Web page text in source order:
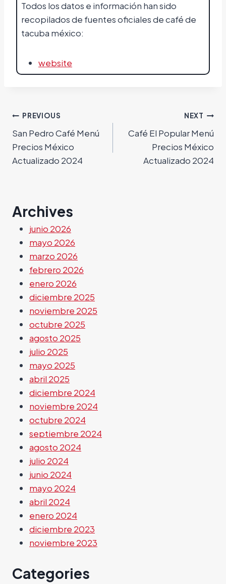
Todos los datos e información han sido
recopilados de fuentes oficiales de café de
tacuba méxico:
website
Navegación
de
entradas
PREVIOUS
San Pedro Café Menú
Precios México
Actualizado 2024
NEXT
Café El Popular Menú
Precios México
Actualizado 2024
Archives
junio 2026
mayo 2026
marzo 2026
febrero 2026
enero 2026
diciembre 2025
noviembre 2025
octubre 2025
agosto 2025
julio 2025
mayo 2025
abril 2025
diciembre 2024
noviembre 2024
octubre 2024
septiembre 2024
agosto 2024
julio 2024
junio 2024
mayo 2024
abril 2024
enero 2024
diciembre 2023
noviembre 2023
Categories